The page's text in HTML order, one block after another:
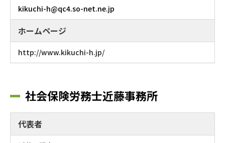
kikuchi-h@qc4.so-net.ne.jp
ホームページ
http://www.kikuchi-h.jp/
社会保険労務士近藤事務所
代表者